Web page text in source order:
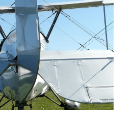
נשמח לשוחח אתכם,
ולעזור לכם להגשים את
השאירו לנו פרטים
שם פרטי